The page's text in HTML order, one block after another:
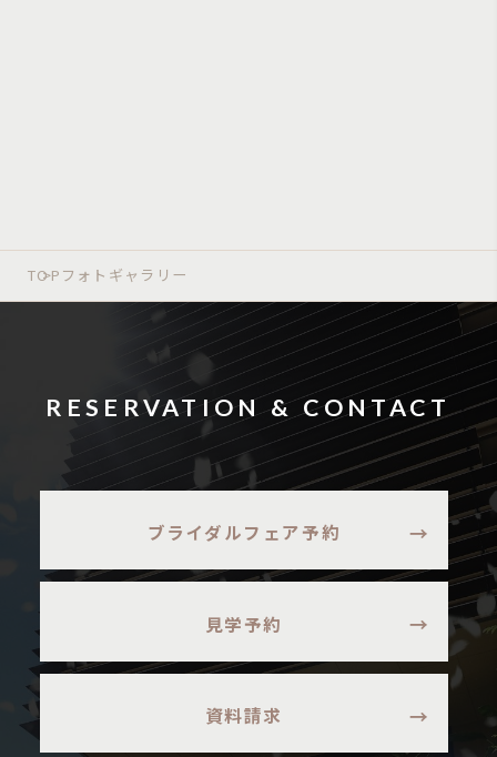
TOP フォトギャラリー
RESERVATION & CONTACT
ブライダルフェア予約
見学予約
資料請求